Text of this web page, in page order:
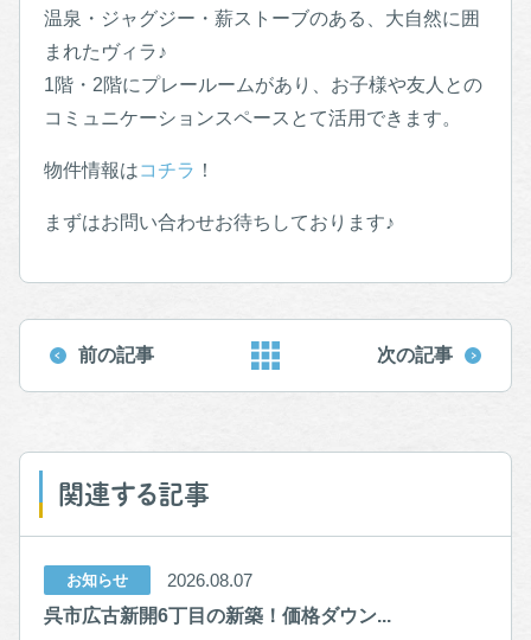
温泉・ジャグジー・薪ストーブのある、大自然に囲
まれたヴィラ♪
1階・2階にプレールームがあり、お子様や友人との
コミュニケーションスペースとて活用できます。
物件情報はコチラ ！
まずはお問い合わせお待ちしております♪
前の記事 次の記事
関連する記事
お知らせ
2026.08.07
呉市広古新開6丁目の新築！価格ダウン...